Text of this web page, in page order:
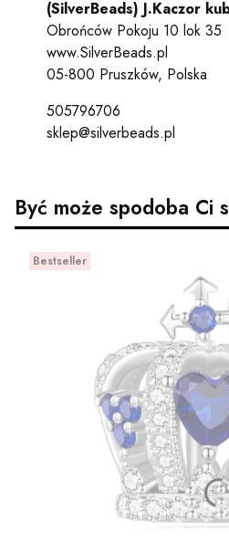
(SilverBeads) J.Kaczor
Obrońców Pokoju 10 lok 35
www.SilverBeads.pl
05-800 Pruszków, Polska
505796706
sklep@silverbeads.pl
Być może spodoba Ci
Bestseller